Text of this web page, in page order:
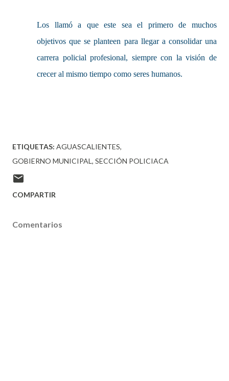
Los llamó a que este sea el primero de muchos
objetivos que se planteen para llegar a consolidar una
carrera policial profesional, siempre con la visión de
crecer al mismo tiempo como seres humanos.
ETIQUETAS: AGUASCALIENTES
GOBIERNO MUNICIPAL SECCIÓN POLICIACA
COMPARTIR
Comentarios